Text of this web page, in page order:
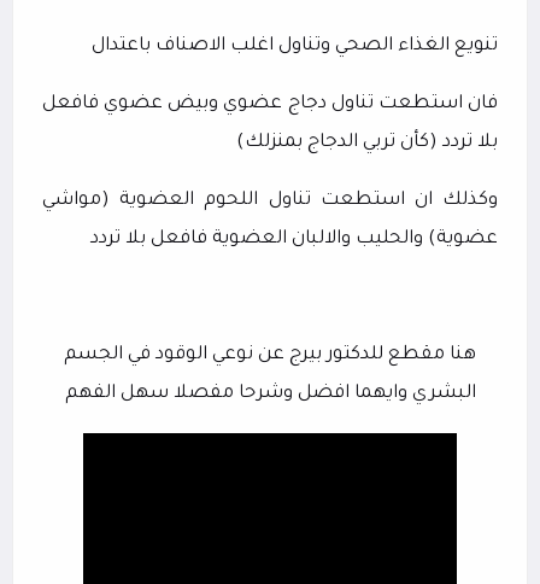
تنويع الغذاء الصحي وتناول اغلب الاصناف باعتدال
فان استطعت تناول دجاج عضوي وبيض عضوي فافعل
بلا تردد (كأن تربي الدجاج بمنزلك)
وكذلك ان استطعت تناول اللحوم العضوية (مواشي
عضوية) والحليب والالبان العضوية فافعل بلا تردد
هنا مقطع للدكتور بيرج عن نوعي الوقود في الجسم
البشري وايهما افضل وشرحا مفصلا سهل الفهم